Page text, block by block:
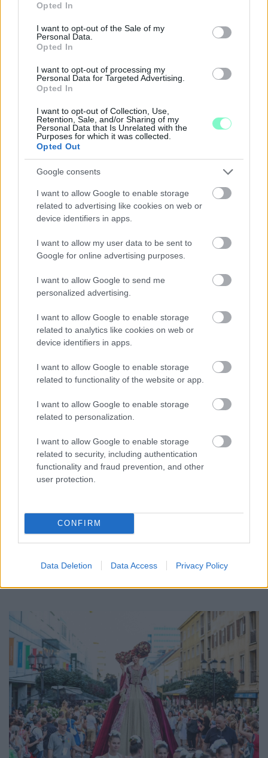
use your data for below specified purposes in below Google
consent section.
Opted In
I want to opt-out of the Sale of my
Personal Data.
Opted In
I want to opt-out of processing my
Personal Data for Targeted Advertising.
Opted In
I want to opt-out of Collection, Use,
Retention, Sale, and/or Sharing of my
Personal Data that Is Unrelated with the
Purposes for which it was collected.
Opted Out
Google consents
I want to allow Google to enable storage
related to advertising like cookies on web or
device identifiers in apps.
I want to allow my user data to be sent to
Google for online advertising purposes.
I want to allow Google to send me
personalized advertising.
I want to allow Google to enable storage
related to analytics like cookies on web or
device identifiers in apps.
I want to allow Google to enable storage
related to functionality of the website or app.
I want to allow Google to enable storage
related to personalization.
I want to allow Google to enable storage
related to security, including authentication
functionality and fraud prevention, and other
user protection.
CONFIRM
Data Deletion Data Access Privacy Policy
A BAROKK ÖSSZES ÁRNYALATA ÉS MÉG EGY SOR
GYŐRBEN
Középpontban a hagyományőrzés, de lesz Pogány Induló és
ENERGIATAKARÉKOSSÁG: KORÁBBAN KEZDŐDIK
Az energiaellátás tehermentesítése érdekében másfél órával
előrébb hozták a Brest Bretagne Handball elleni találkozó